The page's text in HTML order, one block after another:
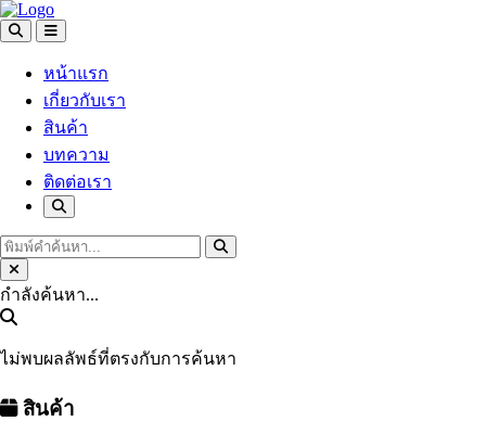
หน้าแรก
เกี่ยวกับเรา
สินค้า
บทความ
ติดต่อเรา
กำลังค้นหา...
ไม่พบผลลัพธ์ที่ตรงกับการค้นหา
สินค้า